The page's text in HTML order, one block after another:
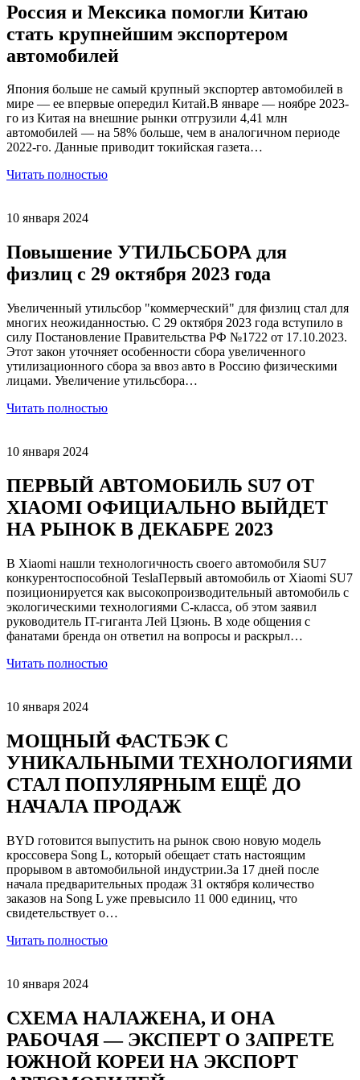
Россия и Мексика помогли Китаю
стать крупнейшим экспортером
автомобилей
Япония больше не самый крупный экспортер автомобилей в
мире — ее впервые опередил Китай.В январе — ноябре 2023-
го из Китая на внешние рынки отгрузили 4,41 млн
автомобилей — на 58% больше, чем в аналогичном периоде
2022-го. Данные приводит токийская газета…
Читать полностью
10 января 2024
Повышение УТИЛЬСБОРА для
физлиц с 29 октября 2023 года
Увеличенный утильсбор "коммерческий" для физлиц стал для
многих неожиданностью. С 29 октября 2023 года вступило в
силу Постановление Правительства РФ №1722 от 17.10.2023.
Этот закон уточняет особенности сбора увеличенного
утилизационного сбора за ввоз авто в Россию физическими
лицами. Увеличение утильсбора…
Читать полностью
10 января 2024
ПЕРВЫЙ АВТОМОБИЛЬ SU7 ОТ
XIAOMI ОФИЦИАЛЬНО ВЫЙДЕТ
НА РЫНОК В ДЕКАБРЕ 2023
В Xiaomi нашли технологичность своего автомобиля SU7
конкурентоспособной TeslaПервый автомобиль от Xiaomi SU7
позиционируется как высокопроизводительный автомобиль с
экологическими технологиями C-класса, об этом заявил
руководитель IT-гиганта Лей Цзюнь. В ходе общения с
фанатами бренда он ответил на вопросы и раскрыл…
Читать полностью
10 января 2024
МОЩНЫЙ ФАСТБЭК С
УНИКАЛЬНЫМИ ТЕХНОЛОГИЯМИ
СТАЛ ПОПУЛЯРНЫМ ЕЩЁ ДО
НАЧАЛА ПРОДАЖ
BYD готовится выпустить на рынок свою новую модель
кроссовера Song L, который обещает стать настоящим
прорывом в автомобильной индустрии.За 17 дней после
начала предварительных продаж 31 октября количество
заказов на Song L уже превысило 11 000 единиц, что
свидетельствует о…
Читать полностью
10 января 2024
СХЕМА НАЛАЖЕНА, И ОНА
РАБОЧАЯ — ЭКСПЕРТ О ЗАПРЕТЕ
ЮЖНОЙ КОРЕИ НА ЭКСПОРТ